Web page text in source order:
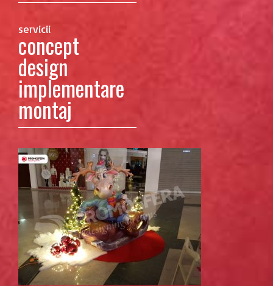
servicii
concept
design
implementare
montaj